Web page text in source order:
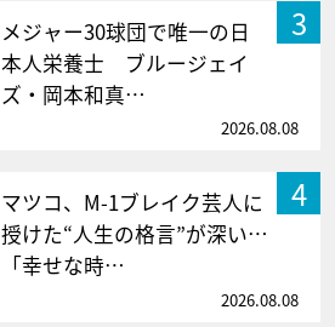
3
メジャー30球団で唯一の日
本人栄養士 ブルージェイ
ズ・岡本和真…
2026.08.08
4
マツコ、M-1ブレイク芸人に
授けた“人生の格言”が深い…
「幸せな時…
2026.08.08